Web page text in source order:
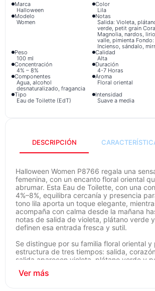
Marca
Halloween
Color
Lila
Modelo
Women
Notas
Salida: Violeta,
verde, petit grain
Magnolia, nardos,
valle, pimienta Fondo:
Incienso, sándalo,
Peso
100 ml
Calidad
Alta
Concentración
4% – 8%
Duración
4-7 Horas
Componentes
Agua, alcohol
desnaturalizado, fragancia
Aroma
Floral oriental
Tipo
Eau de Toilette (EdT)
Intensidad
Suave a media
DESCRIPCIÓN
Halloween Women P8766 regala una
femenina, con un encanto floral oriental
abrumar. Esta Eau de Toilette, con una
4%–8%, equilibra cercanía y presencia
tono lila aporta un toque elegante,
acompaña con calma desde la mañana
notas de salida de violeta, plátano verde
definen esa entrada fresca y sutil.
Se distingue por su familia floral oriental y
estructura de tres tiempos: salida,
salida aparecen violeta, plátano verde y
abren un inicio limpio; en el corazón laten
y lirio del valle con un toque de pimienta